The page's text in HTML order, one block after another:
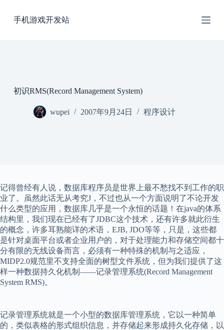
过
手机游戏开发站
初识RMS(Record Management System)
wupei 2007年9月24日 程序设计
记得曾经有人说，数据库程序员是世界上最不愁找不到工作的职
业了。虽然此话无从考究J ，不过也从一个方面说明了不论开发
什么类型的应用，数据库几乎是一个永恒的话题！在java的体系
结构里，我们现在已经有了JDBC这个技术，还有许多就此衍生
的概念，许多耳熟能详的术语， EJB, JDO等等，只是，这些都
是针对桌面平台或者企业用户的，对于处理能力和存储空间都十
分有限的无线设备而言，必须有一种特殊的机制与之适应，
MIDP2.0规范里不支持全面的树型文件系统，但为我们提供了这
样一种数据持久化机制——记录管理系统(Record Management
System RMS)。
记录管理系统就是一个小型的数据库管理系统，它以一种简单
的，类似表格的形式组织信息，并存储起来形成持久化存储，以